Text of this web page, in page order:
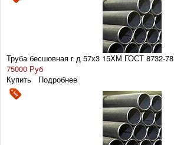
Труба бесшовная г д 57х3 15ХМ ГОСТ 8732-78
75000 Руб
Купить
Подробнее